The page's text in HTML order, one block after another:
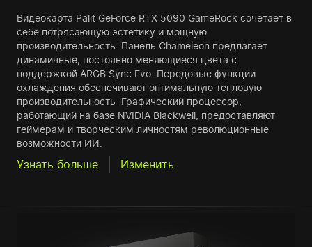
Видеокарта Palit GeForce RTX 5090 GameRock сочетает в
себе потрясающую эстетику и мощную
производительность. Панель Chameleon предлагает
динамичные, постоянно меняющиеся цвета с
поддержкой ARGB Sync Evo. Передовые функции
охлаждения обеспечивают оптимальную тепловую
производительность Графический процессор,
работающий на базе NVIDIA Blackwell, предоставляют
геймерам и творческим личностям революционные
возможности ИИ.
Узнать больше Изменить